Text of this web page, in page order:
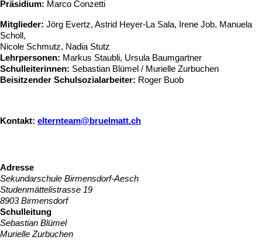
Präsidium: Marco Conzetti
Mitglieder: Jörg Evertz, Astrid Heyer-La Sala, Irene Job, Manuela
Scholl,
Nicole Schmutz, Nadia Stutz
Lehrpersonen: Markus Staubli, Ursula Baumgartner
Schulleiterinnen: Sebastian Blümel / Murielle Zurbuchen
Beisitzender Schulsozialarbeiter: Roger Buob
Kontakt: elternteam@bruelmatt.ch
Adresse
Sekundarschule Birmensdorf-Aesch
Studenmättelistrasse 19
8903 Birmensdorf
Schulleitung
Sebastian Blümel
Murielle Zurbuchen